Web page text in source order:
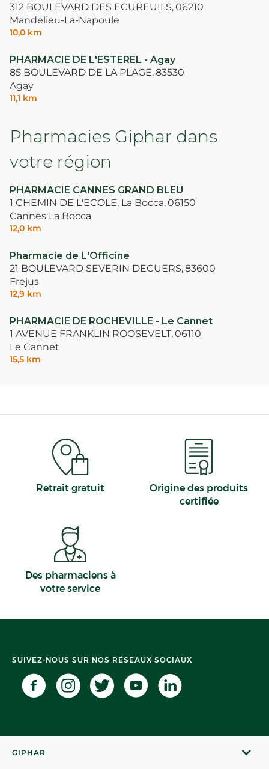
312 BOULEVARD DES ECUREUILS,06210
Mandelieu-La-Napoule
10,0 km
PHARMACIE DE L'ESTEREL - Agay
85 BOULEVARD DE LA PLAGE,83530
Agay
11,1 km
Pharmacies Giphar dans
votre région
PHARMACIE CANNES GRAND BLEU
1 CHEMIN DE L'ECOLE, La Bocca,06150
Cannes La Bocca
12,0 km
Pharmacie de L'Officine
21 BOULEVARD SEVERIN DECUERS,83600
Frejus
12,9 km
PHARMACIE DE ROCHEVILLE - Le Cannet
1 AVENUE FRANKLIN ROOSEVELT,06110
Le Cannet
15,5 km
Retrait gratuit
Origine des produits
certifiée
Des pharmaciens à
votre service
SUIVEZ-NOUS SUR NOS RÉSEAUX SOCIAUX
GIPHAR